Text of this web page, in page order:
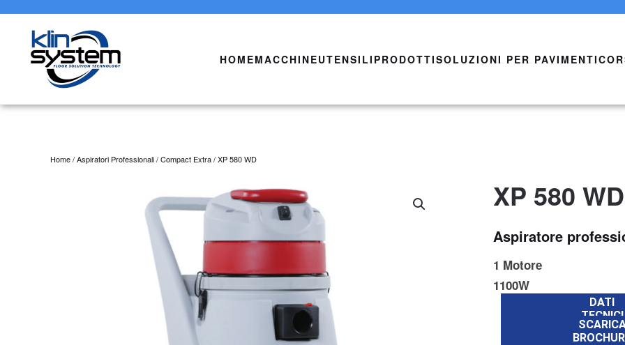
Skip to main content
HOMEMACCHINEUTENSILI PRODOTTISOLUZIONI PER PAVIMENTI
Home/Aspiratori Professionali/Compact Extra/ XP 580 WD
XP 580 WD
Aspiratore
1 Motore
1100W
DATI
TECNICI